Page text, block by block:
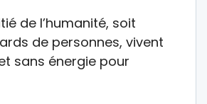
de l’humanité, soit
de personnes, vivent
sans énergie pour